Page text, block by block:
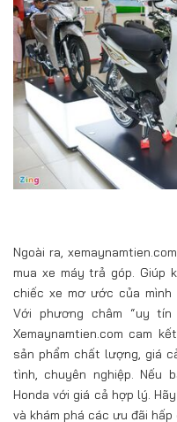
Ngoài ra,
mua xe máy trả góp. Giúp
chiếc xe mơ ước của
Với phương châm “uy
Xemaynamtien.com cam
sản phẩm chất lượng, giá
tình, chuyên nghiệp. Nếu
Honda với giá cả hợp lý.
và khám phá các ưu đãi hấp